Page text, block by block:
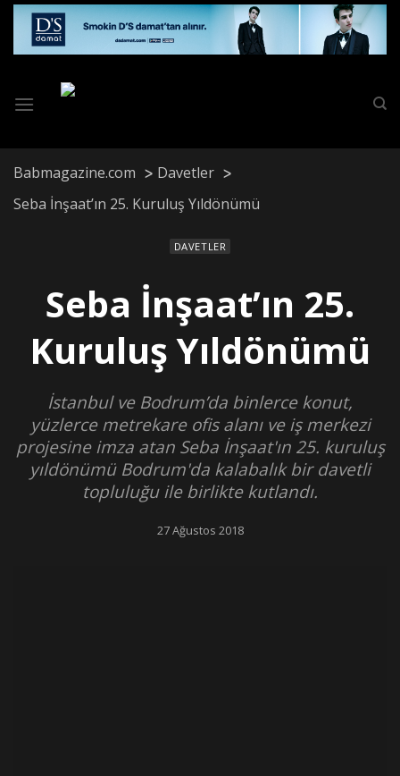
Skip
content
Babmagazine.com
Davetler
Seba İnşaat’ın 25. Kuruluş Yıldönümü
DAVETLER
Seba İnşaat’ın 25.
Kuruluş Yıldönümü
İstanbul ve Bodrum’da binlerce konut,
yüzlerce metrekare ofis alanı ve iş merkezi
projesine imza atan Seba İnşaat'ın 25. kuruluş
yıldönümü Bodrum'da kalabalık bir davetli
topluluğu ile birlikte kutlandı.
27 Ağustos 2018